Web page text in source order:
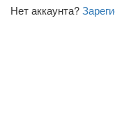
Нет аккаунта?